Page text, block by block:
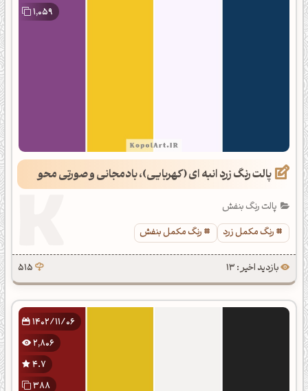
1,059
پالت رنگ زرد انبه ای (کهربایی)، بادمجانی و صورتی محو
پالت رنگ بنفش
رنگ مکمل زرد
رنگ مکمل بنفش
بازدید اخیر : 13 515
1402/11/06
2,806
4.7
388